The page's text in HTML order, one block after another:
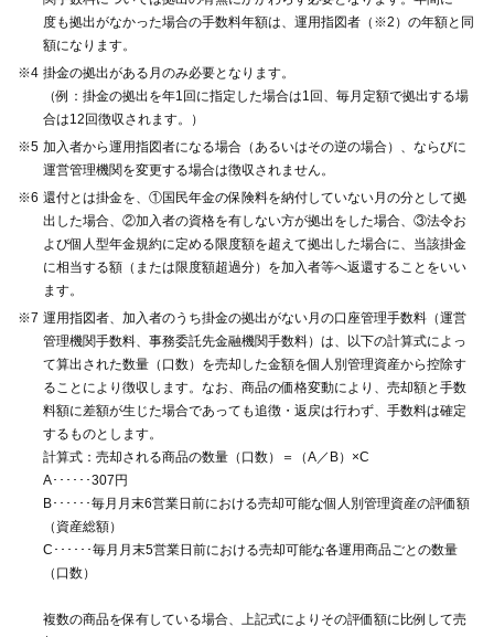
度も拠出がなかった場合の手数料年額は、運用指図者（※2）の年額と同
額になります。
※4 掛金の拠出がある月のみ必要となります。
（例：掛金の拠出を年1回に指定した場合は1回、毎月定額で拠出する場
合は12回徴収されます。）
※5 加入者から運用指図者になる場合（あるいはその逆の場合）、ならびに
運営管理機関を変更する場合は徴収されません。
※6 還付とは掛金を、①国民年金の保険料を納付していない月の分として拠
出した場合、②加入者の資格を有しない方が拠出をした場合、③法令お
よび個人型年金規約に定める限度額を超えて拠出した場合に、当該掛金
に相当する額（または限度額超過分）を加入者等へ返還することをいい
ます。
※7 運用指図者、加入者のうち掛金の拠出がない月の口座管理手数料（運営
管理機関手数料、事務委託先金融機関手数料）は、以下の計算式によっ
て算出された数量（口数）を売却した金額を個人別管理資産から控除す
ることにより徴収します。なお、商品の価格変動により、売却額と手数
料額に差額が生じた場合であっても追徴・返戻は行わず、手数料は確定
するものとします。
計算式：売却される商品の数量（口数）＝（A／B）×C
A･･････307円
B･･････毎月月末6営業日前における売却可能な個人別管理資産の評価額
（資産総額）
C･･････毎月月末5営業日前における売却可能な各運用商品ごとの数量
（口数）
複数の商品を保有している場合、上記式によりその評価額に比例して売